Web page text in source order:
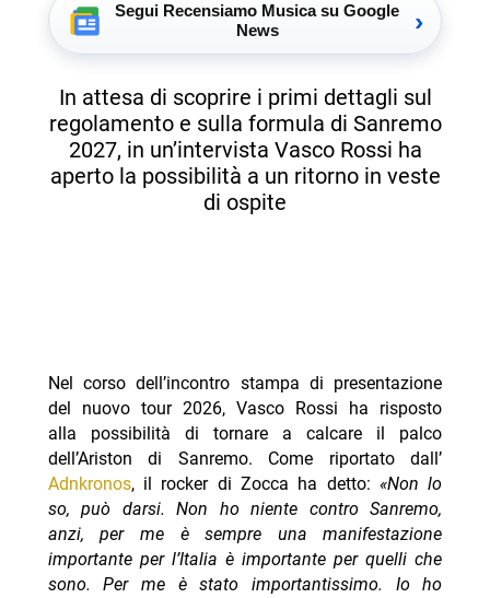
Segui Recensiamo Musica su Google
News
›
In attesa di scoprire i primi dettagli sul
regolamento e sulla formula di Sanremo
2027, in un’intervista Vasco Rossi ha
aperto la possibilità a un ritorno in veste
di ospite
Nel corso dell’incontro stampa di presentazione
del nuovo tour 2026, Vasco Rossi ha risposto
alla possibilità di tornare a calcare il palco
dell’Ariston di Sanremo. Come riportato dall’
Adnkronos, il rocker di Zocca ha detto: «Non lo
so, può darsi. Non ho niente contro Sanremo,
anzi, per me è sempre una manifestazione
importante per l’Italia è importante per quelli che
sono. Per me è stato importantissimo. Io ho